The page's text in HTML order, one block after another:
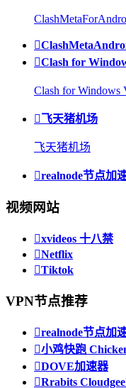

Clash for
Clash for
飞天猪机场
飞天猪机场
realnode节点加
视频网站
xvideos 十八禁
Netflix
Tiktok
VPN节点推荐
realnode节点加
小鸡快跑
DOVE加速器
Rrabits